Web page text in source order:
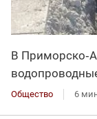
В
Общество 6